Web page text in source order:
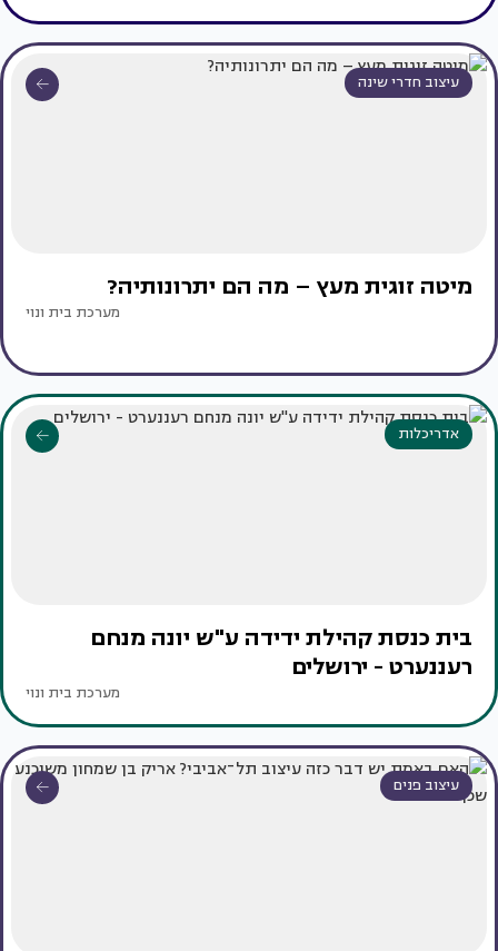
עיצוב חדרי שינה
מיטה זוגית מעץ – מה הם יתרונותיה?
מערכת בית ונוי
אדריכלות
בית כנסת קהילת ידידה ע"ש יונה מנחם
רעננערט - ירושלים
מערכת בית ונוי
עיצוב פנים